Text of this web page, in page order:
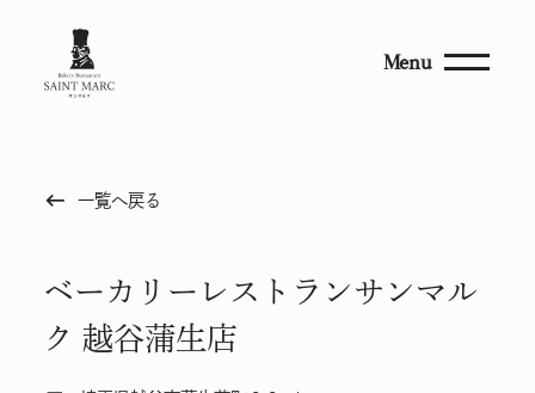
Menu
keyboard_backspace 一覧へ戻る
ベーカリーレストランサンマル
ク 越谷蒲生店